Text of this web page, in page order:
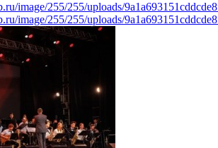
image/255/255/uploads/
image/255/255/uploads/